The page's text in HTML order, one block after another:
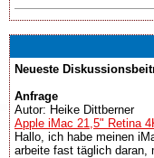
Neueste
Anfrage
Autor: Heike Dittberner
Apple iMac 21,5" Retina
Hallo, ich habe meinen
arbeite fast täglich daran,